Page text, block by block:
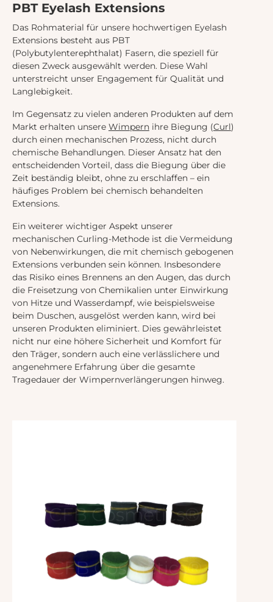
PBT Eyelash Extensions
Das Rohmaterial für unsere hochwertigen Eyelash
Extensions besteht aus PBT
(Polybutylenterephthalat) Fasern, die speziell für
diesen Zweck ausgewählt werden. Diese Wahl
unterstreicht unser Engagement für Qualität und
Langlebigkeit.
Im Gegensatz zu vielen anderen Produkten auf dem
Markt erhalten unsere Wimpern ihre Biegung (Curl)
durch einen mechanischen Prozess, nicht durch
chemische Behandlungen. Dieser Ansatz hat den
entscheidenden Vorteil, dass die Biegung über die
Zeit beständig bleibt, ohne zu erschlaffen – ein
häufiges Problem bei chemisch behandelten
Extensions.
Ein weiterer wichtiger Aspekt unserer
mechanischen Curling-Methode ist die Vermeidung
von Nebenwirkungen, die mit chemisch gebogenen
Extensions verbunden sein können. Insbesondere
das Risiko eines Brennens an den Augen, das durch
die Freisetzung von Chemikalien unter Einwirkung
von Hitze und Wasserdampf, wie beispielsweise
beim Duschen, ausgelöst werden kann, wird bei
unseren Produkten eliminiert. Dies gewährleistet
nicht nur eine höhere Sicherheit und Komfort für
den Träger, sondern auch eine verlässlichere und
angenehmere Erfahrung über die gesamte
Tragedauer der Wimpernverlängerungen hinweg.